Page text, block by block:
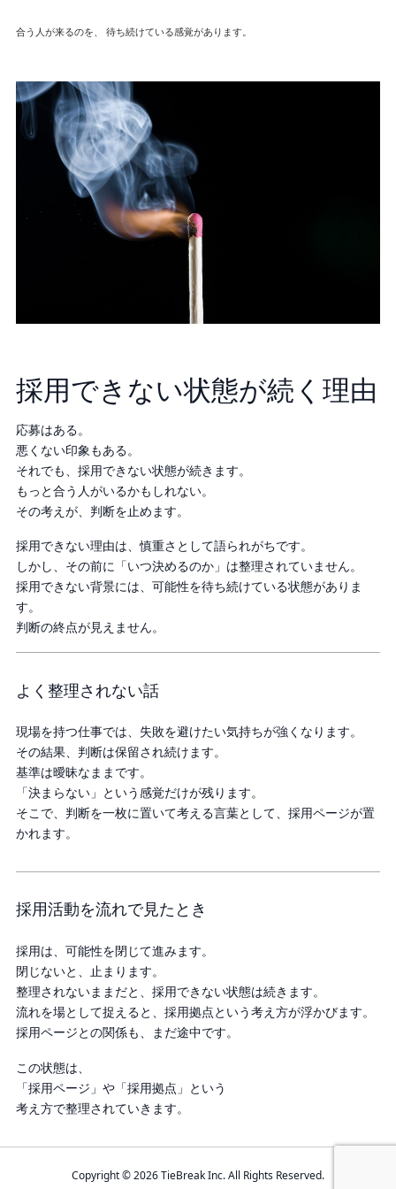
合う人が来るのを、 待ち続けている感覚があります。
採用できない状態が続く理由
応募はある。
悪くない印象もある。
それでも、採用できない状態が続きます。
もっと合う人がいるかもしれない。
その考えが、判断を止めます。
採用できない理由は、慎重さとして語られがちです。
しかし、その前に「いつ決めるのか」は整理されていません。
採用できない背景には、可能性を待ち続けている状態がありま
す。
判断の終点が見えません。
よく整理されない話
現場を持つ仕事では、失敗を避けたい気持ちが強くなります。
その結果、判断は保留され続けます。
基準は曖昧なままです。
「決まらない」という感覚だけが残ります。
そこで、判断を一枚に置いて考える言葉として、採用ページが置
かれます。
採用活動を流れで見たとき
採用は、可能性を閉じて進みます。
閉じないと、止まります。
整理されないままだと、採用できない状態は続きます。
流れを場として捉えると、採用拠点という考え方が浮かびます。
採用ページとの関係も、まだ途中です。
この状態は、
「採用ページ」や「採用拠点」という
考え方で整理されていきます。
Copyright © 2026 TieBreak Inc. All Rights Reserved.